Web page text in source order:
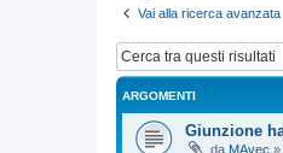
Vai alla ricerca avanzata
ARGOMENTI
Giunzione
da MAvec »